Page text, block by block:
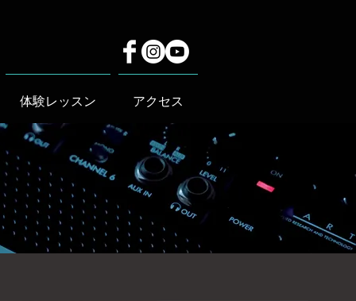
体験レッスン アクセス